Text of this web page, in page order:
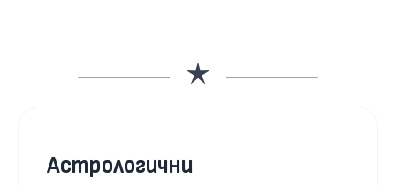
Астрологични